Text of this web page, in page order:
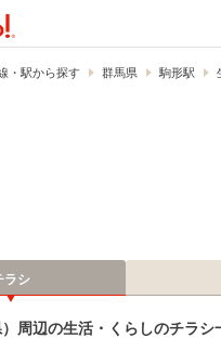
・駅から探す 群馬県 駒形駅
ラシ
周辺の生活・くらしのチラシ